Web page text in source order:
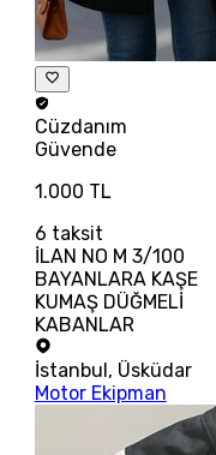
Cüzdanım
Güvende
1.000 TL
6 taksit
İLAN NO M 3/100
BAYANLARA KAŞE
KUMAŞ DÜĞMELİ
KABANLAR
İstanbul , Üsküdar
Motor Ekipman